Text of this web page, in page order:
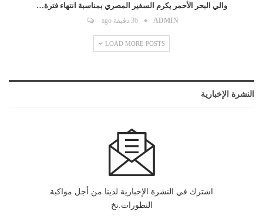
والي البحر الأحمر يكرم السفير المصري بمناسبة انتهاء فترة…
ADMIN 36 دقيقة ago
LOAD MORE POSTS
النشرة الإخبارية
اشترك في النشرة الإخبارية لدينا من أجل مواكبة
التطورات.نخ